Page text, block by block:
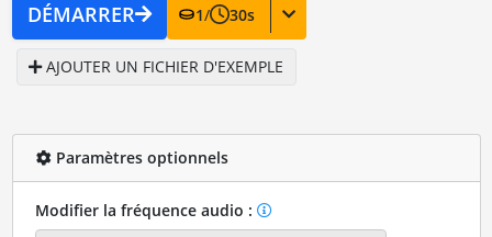
DÉMARRER 1/ 30s
AJOUTER UN FICHIER D'EXEMPLE
Paramètres optionnels
Modifier la fréquence audio :